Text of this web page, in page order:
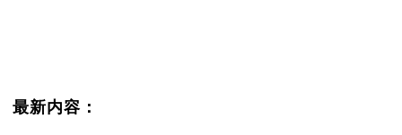
最新内容：